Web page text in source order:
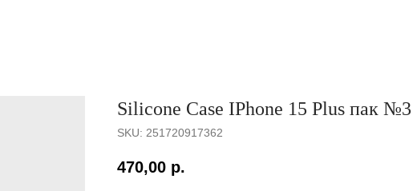
Silicone Case IPhone 15 Plus пак №3
SKU: 251720917362
470,00 р.